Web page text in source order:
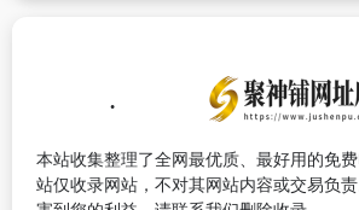
本站收集整理了全网最优质、最好用的免
站仅收录网站，不对其网站内容或交易负